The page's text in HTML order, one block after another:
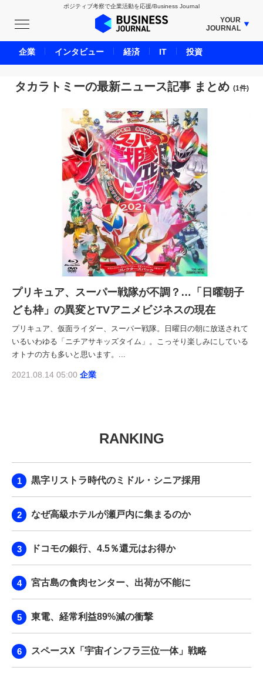
ポジティブ考察で企業活動を応援/Business Journal
YOUR
JOURNAL
BUSINESS JOURNAL
UNICORN JOURNAL
CARBON CREDITS JOURNAL
ENERGY MANAGEMENT JOURNAL
INBOUND JOURNAL
LIFE ENDING JOURNAL
AI JOURNAL
REAL ESTATE BROKERAGE JOURNAL
SMART MARKETING JOURNAL
BPaaS JOURNAL
ADOPTABLE DOG JOURNAL
タカラトミーの最新ニュース記事 まとめ (1件)
プリキュア、スーパー戦隊が不調？…「日曜朝子
ども枠」の異変とTVアニメビジネスの現在
プリキュア、仮面ライダー、スーパー戦隊。日曜日の朝に放送されて
いるいわゆる「ニチアサキッズタイム」。こっそり楽しみにしている
オトナの方も多いと思います。...
2021.08.14 05:00 企業
RANKING
黒字リストラ時代のミドル・シニア採用
なぜ高級ホテルが瀬戸内に集まるのか
ドコモの銀行、4.5％還元はお得か
宮古島の食肉センター、出荷が不能に
東電、経常利益89%減の衝撃
スペースX「宇宙インフラ三位一体」戦略
企業 インタビュー 経済 IT 投資